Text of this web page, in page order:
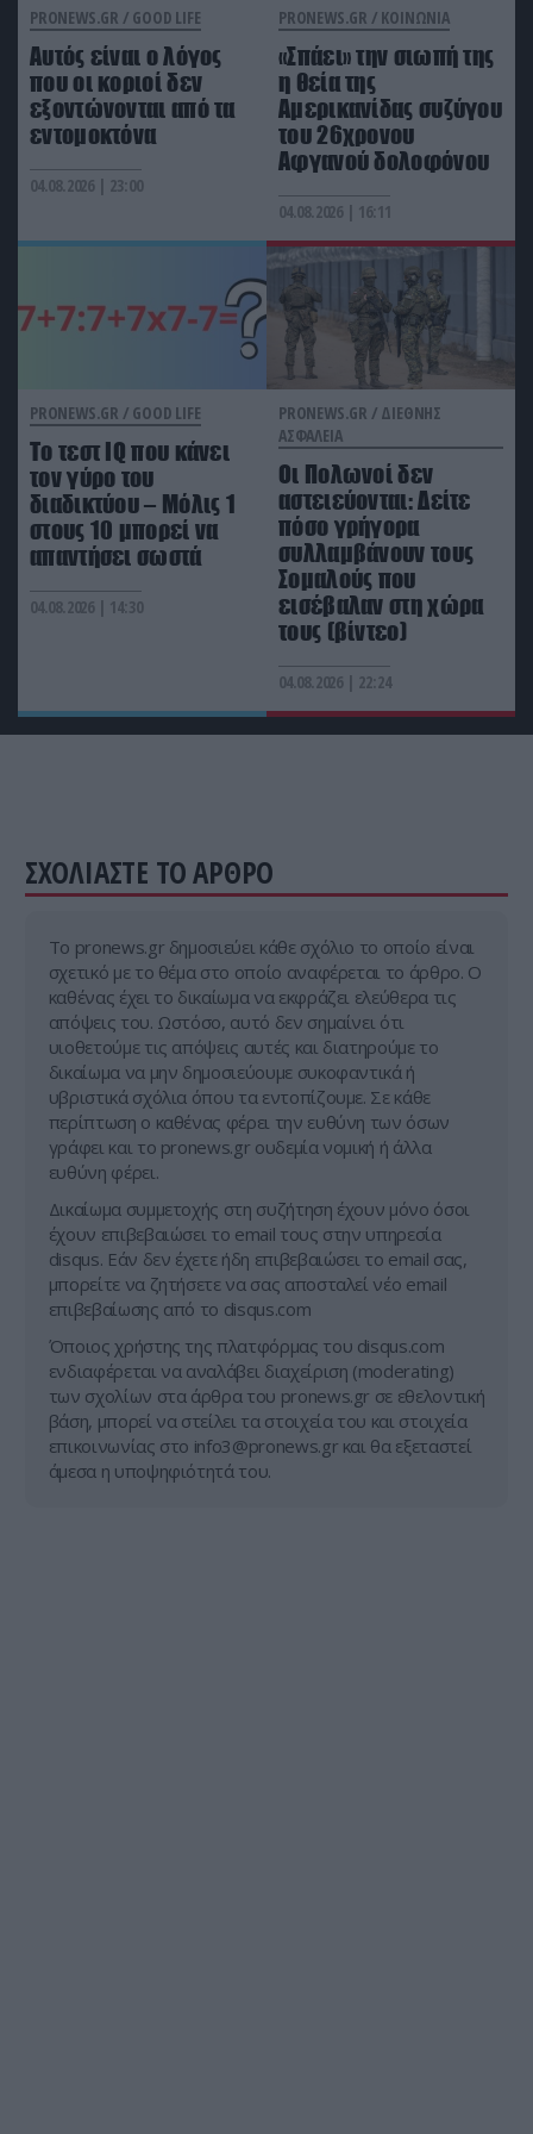
μικροσκοπικό μπικίνι σε πισίνα (βίντεο)
PRONEWS.GR / GOOD LIFE
Αυτός είναι ο λόγος
που οι κοριοί δεν
εξοντώνονται από τα
εντομοκτόνα
04.08.2026 | 23:00
PRONEWS.GR / ΚΟΙΝΩΝΙΑ
«Σπάει» την σιωπή της
η θεία της
Αμερικανίδας συζύγου
του 26χρονου
Αφγανού δολοφόνου
04.08.2026 | 16:11
PRONEWS.GR / GOOD LIFE
Tο τεστ IQ που κάνει
τον γύρο του
διαδικτύου – Μόλις 1
στους 10 μπορεί να
απαντήσει σωστά
04.08.2026 | 14:30
PRONEWS.GR / ΔΙΕΘΝΗΣ
ΑΣΦΑΛΕΙΑ
Οι Πολωνοί δεν
αστειεύονται: Δείτε
πόσο γρήγορα
συλλαμβάνουν τους
Σομαλούς που
εισέβαλαν στη χώρα
τους (βίντεο)
04.08.2026 | 22:24
ΣΧΟΛΙΑΣΤΕ ΤΟ ΑΡΘΡΟ
Tο pronews.gr δημοσιεύει κάθε σχόλιο το οποίο είναι
σχετικό με το θέμα στο οποίο αναφέρεται το άρθρο. Ο
καθένας έχει το δικαίωμα να εκφράζει ελεύθερα τις
απόψεις του. Ωστόσο, αυτό δεν σημαίνει ότι
υιοθετούμε τις απόψεις αυτές και διατηρούμε το
δικαίωμα να μην δημοσιεύουμε συκοφαντικά ή
υβριστικά σχόλια όπου τα εντοπίζουμε. Σε κάθε
περίπτωση ο καθένας φέρει την ευθύνη των όσων
γράφει και το pronews.gr ουδεμία νομική ή άλλα
ευθύνη φέρει.
Δικαίωμα συμμετοχής στη συζήτηση έχουν μόνο όσοι
έχουν επιβεβαιώσει το email τους στην υπηρεσία
disqus. Εάν δεν έχετε ήδη επιβεβαιώσει το email σας,
μπορείτε να ζητήσετε να σας αποσταλεί νέο email
επιβεβαίωσης από το disqus.com
Όποιος χρήστης της πλατφόρμας του disqus.com
ενδιαφέρεται να αναλάβει διαχείριση (moderating)
των σχολίων στα άρθρα του pronews.gr σε εθελοντική
βάση, μπορεί να στείλει τα στοιχεία του και στοιχεία
επικοινωνίας στο info3@pronews.gr και θα εξεταστεί
άμεσα η υποψηφιότητά του.